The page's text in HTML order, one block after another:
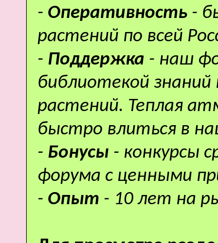
- Оперативность -
растений по всей
- Поддержка - наш
библиотекой
растений. Теплая
быстро влиться в
- Бонусы - конкурсы
форума с ценными
- Опыт - 10 лет на